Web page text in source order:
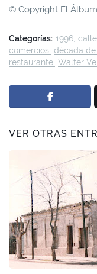
© Copyright El
Categorías: 1996
comercios década de
restaurante Walter
VER OTRAS